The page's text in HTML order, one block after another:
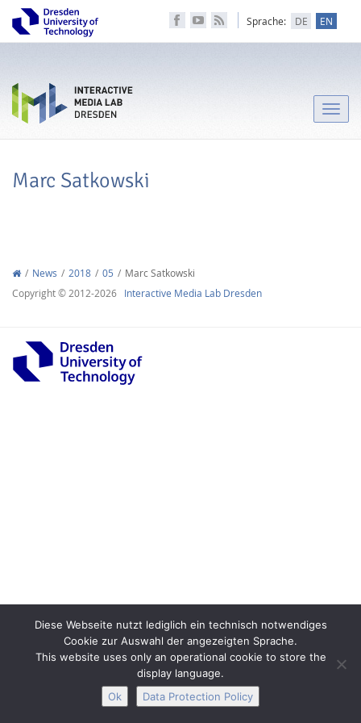
Sprache: DE EN
Toggle
Marc Satkowski
News 2018 05
Marc Satkowski
Copyright © 2012-2026 Interactive Media Lab Dresden
Diese Webseite nutzt lediglich ein technisch notwendiges
Cookie zur Auswahl der angezeigten Sprache.
This website uses only an operational cookie to store the
display language.
Ok
Data Protection Policy